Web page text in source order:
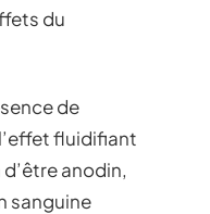
du
de
fluidifiant
anodin,
sanguine